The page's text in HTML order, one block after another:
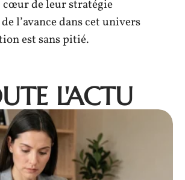
cœur de leur stratégie
l’avance dans cet univers
est sans pitié.
L'ACTU